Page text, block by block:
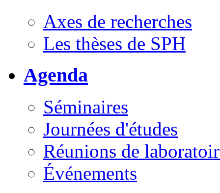
Axes de recherches
Les thèses de SPH
Agenda
Séminaires
Journées d'études
Réunions de
Événements